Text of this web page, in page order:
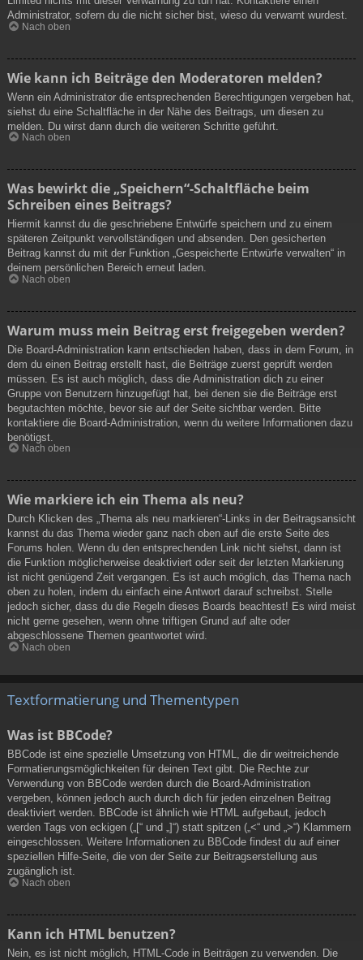
Administrator, sofern du die nicht sicher bist, wieso du verwarnt wurdest.
Nach oben
Wie kann ich Beiträge den Moderatoren melden?
Wenn ein Administrator die entsprechenden Berechtigungen vergeben hat,
siehst du eine Schaltfläche in der Nähe des Beitrags, um diesen zu
melden. Du wirst dann durch die weiteren Schritte geführt.
Nach oben
Was bewirkt die „Speichern“-Schaltfläche beim
Schreiben eines Beitrags?
Hiermit kannst du die geschriebene Entwürfe speichern und zu einem
späteren Zeitpunkt vervollständigen und absenden. Den gesicherten
Beitrag kannst du mit der Funktion „Gespeicherte Entwürfe verwalten“ in
deinem persönlichen Bereich erneut laden.
Nach oben
Warum muss mein Beitrag erst freigegeben werden?
Die Board-Administration kann entschieden haben, dass in dem Forum, in
dem du einen Beitrag erstellt hast, die Beiträge zuerst geprüft werden
müssen. Es ist auch möglich, dass die Administration dich zu einer
Gruppe von Benutzern hinzugefügt hat, bei denen sie die Beiträge erst
begutachten möchte, bevor sie auf der Seite sichtbar werden. Bitte
kontaktiere die Board-Administration, wenn du weitere Informationen dazu
benötigst.
Nach oben
Wie markiere ich ein Thema als neu?
Durch Klicken des „Thema als neu markieren“-Links in der Beitragsansicht
kannst du das Thema wieder ganz nach oben auf die erste Seite des
Forums holen. Wenn du den entsprechenden Link nicht siehst, dann ist
die Funktion möglicherweise deaktiviert oder seit der letzten Markierung
ist nicht genügend Zeit vergangen. Es ist auch möglich, das Thema nach
oben zu holen, indem du einfach eine Antwort darauf schreibst. Stelle
jedoch sicher, dass du die Regeln dieses Boards beachtest! Es wird meist
nicht gerne gesehen, wenn ohne triftigen Grund auf alte oder
abgeschlossene Themen geantwortet wird.
Nach oben
Textformatierung und Thementypen
Was ist BBCode?
BBCode ist eine spezielle Umsetzung von HTML, die dir weitreichende
Formatierungsmöglichkeiten für deinen Text gibt. Die Rechte zur
Verwendung von BBCode werden durch die Board-Administration
vergeben, können jedoch auch durch dich für jeden einzelnen Beitrag
deaktiviert werden. BBCode ist ähnlich wie HTML aufgebaut, jedoch
werden Tags von eckigen („[“ und „]“) statt spitzen („<“ und „>“) Klammern
eingeschlossen. Weitere Informationen zu BBCode findest du auf einer
speziellen Hilfe-Seite, die von der Seite zur Beitragserstellung aus
zugänglich ist.
Nach oben
Kann ich HTML benutzen?
Nein, es ist nicht möglich, HTML-Code in Beiträgen zu verwenden. Die